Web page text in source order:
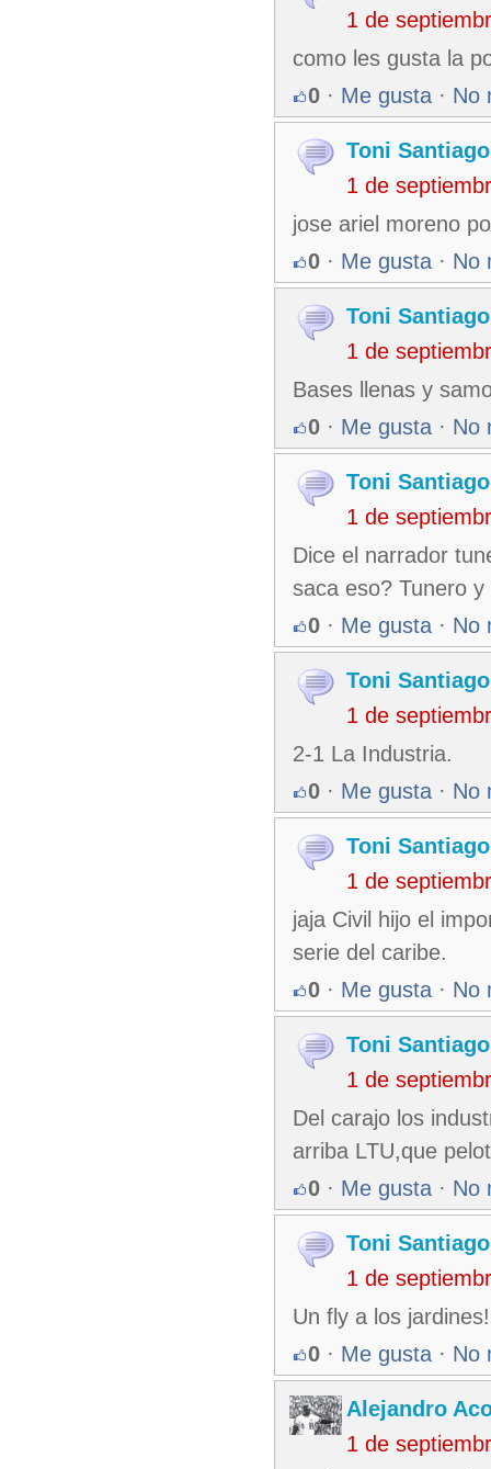
1 de
como les gusta la
0 · Me gusta · No
Toni Santiago
1 de
jose ariel moreno
0 · Me gusta · No
Toni Santiago
1 de
Bases llenas y
0 · Me gusta · No
Toni Santiago
1 de
Dice el narrador
saca eso? Tunero
0 · Me gusta · No
Toni Santiago
1 de
2-1 La Industria.
0 · Me gusta · No
Toni Santiago
1 de
jaja Civil hijo el
serie del caribe.
0 · Me gusta · No
Toni Santiago
1 de
Del carajo los
arriba LTU,que
0 · Me gusta · No
Toni Santiago
1 de
Un fly a los
0 · Me gusta · No
Alejandro
1 de